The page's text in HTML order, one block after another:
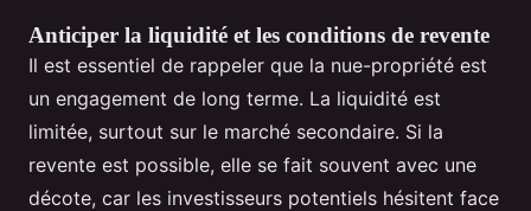
Anticiper la liquidité et les conditions de revente
Il est essentiel de rappeler que la nue-propriété est
un engagement de long terme. La liquidité est
limitée, surtout sur le marché secondaire. Si la
revente est possible, elle se fait souvent avec une
décote, car les investisseurs potentiels hésitent face